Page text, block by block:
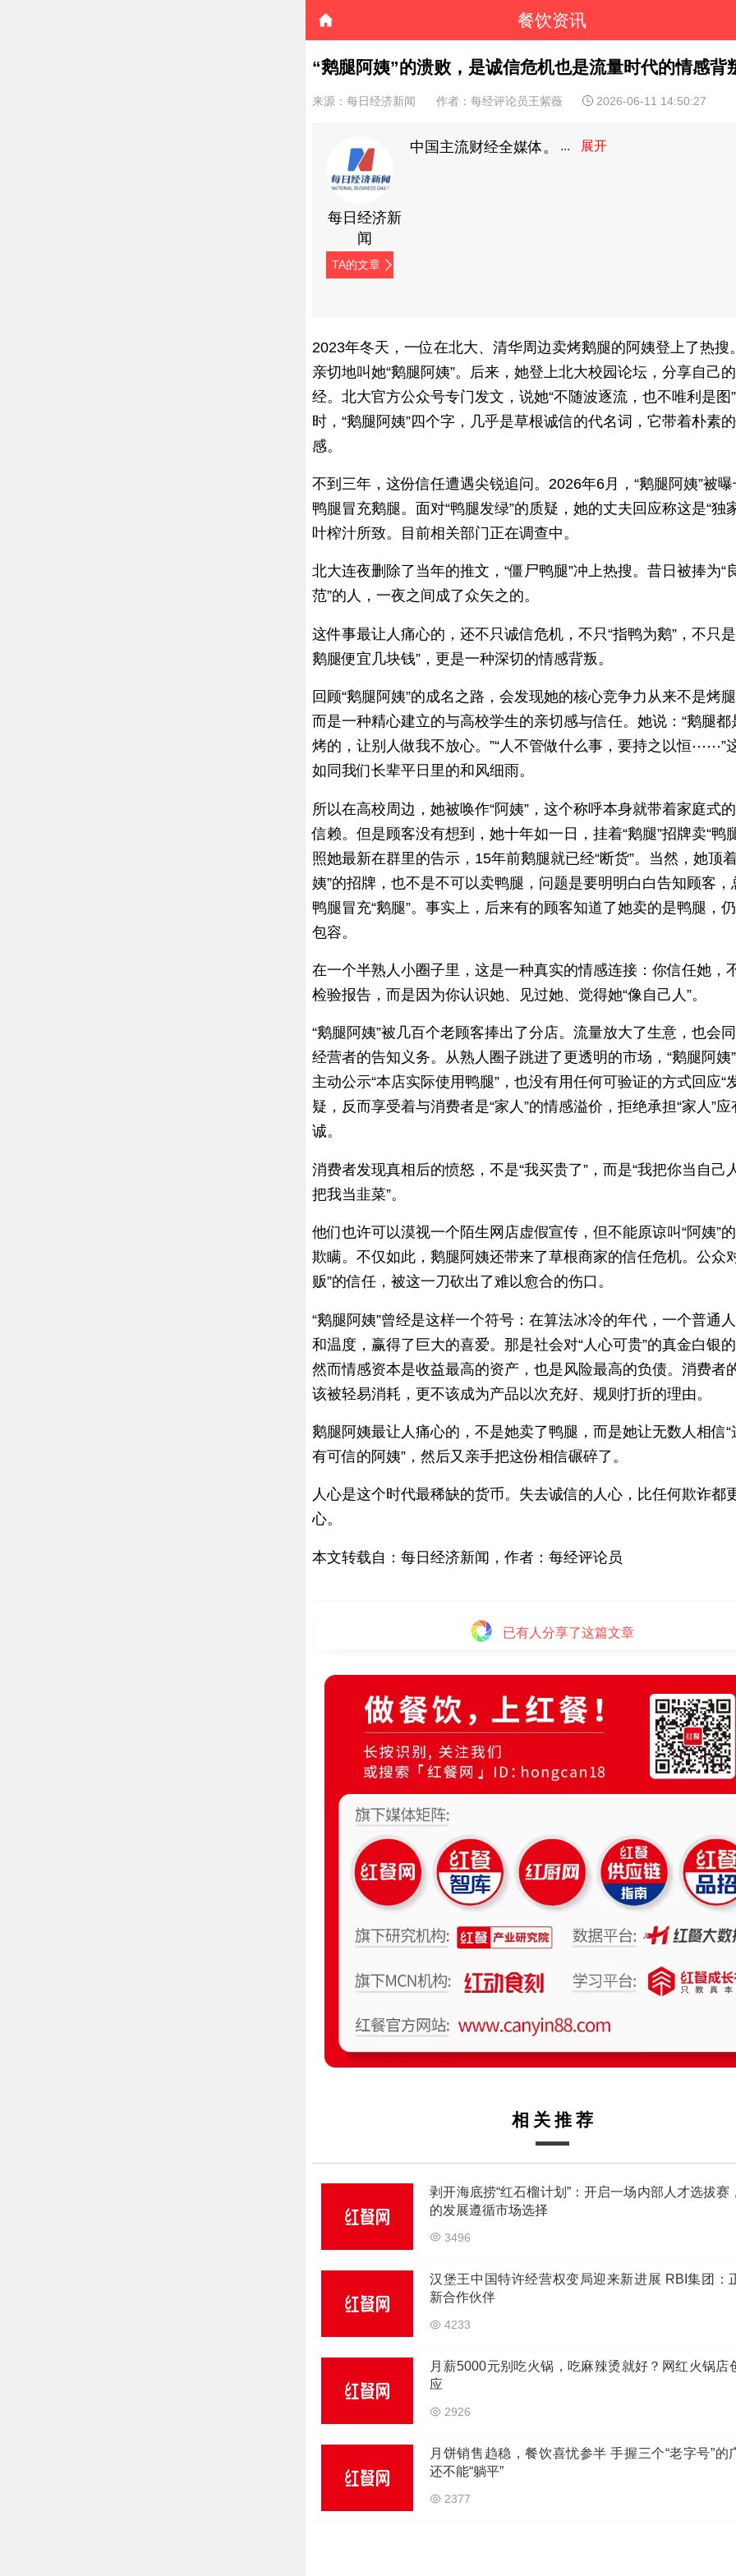
餐饮资讯
“鹅腿阿姨”的溃败，是诚信危机也是流量时代的情感背
来源：每日经济新闻 作者：每经评论员王紫薇 2026-06-11 14:50:27
每日经济新
闻
TA的文章
中国主流财经全媒体。
2023年冬天，一位在北大、清华周边卖烤鹅腿的阿姨登上了热搜
亲切地叫她“鹅腿阿姨”。后来，她登上北大校园论坛，分享自己
经。北大官方公众号专门发文，说她“不随波逐流，也不唯利是图
时，“鹅腿阿姨”四个字，几乎是草根诚信的代名词，它带着朴素
感。
不到三年，这份信任遭遇尖锐追问。2026年6月，“鹅腿阿姨”被
鸭腿冒充鹅腿。面对“鸭腿发绿”的质疑，她的丈夫回应称这是“独
叶榨汁所致。目前相关部门正在调查中。
北大连夜删除了当年的推文，“僵尸鸭腿”冲上热搜。昔日被捧为“
范”的人，一夜之间成了众矢之的。
这件事最让人痛心的，还不只诚信危机，不只“指鸭为鹅”，不只
鹅腿便宜几块钱”，更是一种深切的情感背叛。
回顾“鹅腿阿姨”的成名之路，会发现她的核心竞争力从来不是烤
而是一种精心建立的与高校学生的亲切感与信任。她说：“鹅腿都
烤的，让别人做我不放心。”“人不管做什么事，要持之以恒⋯⋯”
如同我们长辈平日里的和风细雨。
所以在高校周边，她被唤作“阿姨”，这个称呼本身就带着家庭式
信赖。但是顾客没有想到，她十年如一日，挂着“鹅腿”招牌卖“
照她最新在群里的告示，15年前鹅腿就已经“断货”。当然，她顶
姨”的招牌，也不是不可以卖鸭腿，问题是要明明白白告知顾客，
鸭腿冒充“鹅腿”。事实上，后来有的顾客知道了她卖的是鸭腿，
包容。
在一个半熟人小圈子里，这是一种真实的情感连接：你信任她，
检验报告，而是因为你认识她、见过她、觉得她“像自己人”。
“鹅腿阿姨”被几百个老顾客捧出了分店。流量放大了生意，也会
经营者的告知义务。从熟人圈子跳进了更透明的市场，“鹅腿阿姨
主动公示“本店实际使用鸭腿”，也没有用任何可验证的方式回应“
疑，反而享受着与消费者是“家人”的情感溢价，拒绝承担“家人”
诚。
消费者发现真相后的愤怒，不是“我买贵了”，而是“我把你当自己
把我当韭菜”。
他们也许可以漠视一个陌生网店虚假宣传，但不能原谅叫“阿姨”
欺瞒。不仅如此，鹅腿阿姨还带来了草根商家的信任危机。公众
贩”的信任，被这一刀砍出了难以愈合的伤口。
“鹅腿阿姨”曾经是这样一个符号：在算法冰冷的年代，一个普通
和温度，赢得了巨大的喜爱。那是社会对“人心可贵”的真金白银
然而情感资本是收益最高的资产，也是风险最高的负债。消费者
该被轻易消耗，更不该成为产品以次充好、规则打折的理由。
鹅腿阿姨最让人痛心的，不是她卖了鸭腿，而是她让无数人相信“
有可信的阿姨”，然后又亲手把这份相信碾碎了。
人心是这个时代最稀缺的货币。失去诚信的人心，比任何欺诈都
心。
本文转载自：每日经济新闻，作者：每经评论员
已有 人分享了这篇文章
相关推荐
剥开海底捞“红石榴计划”：开启一场内部人才选拔赛
的发展遵循市场选择
3496
汉堡王中国特许经营权变局迎来新进展 RBI集团：
新合作伙伴
4233
月薪5000元别吃火锅，吃麻辣烫就好？网红火锅店
应
2926
月饼销售趋稳，餐饮喜忧参半 手握三个“老字号”的
还不能“躺平”
2377